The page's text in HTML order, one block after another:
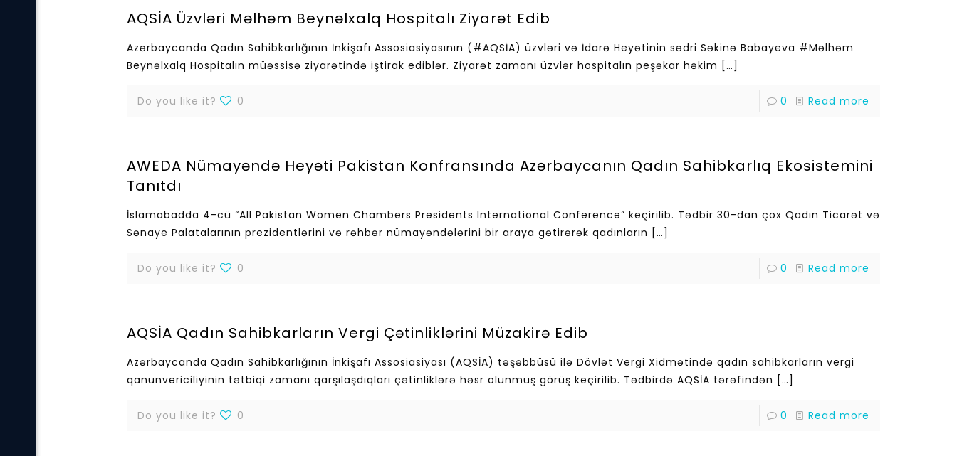
AQSİA Üzvləri Məlhəm Beynəlxalq Hospitalı Ziyarət Edib
Azərbaycanda Qadın Sahibkarlığının İnkişafı Assosiasiyasının (#AQSİA) üzvləri və İdarə Heyətinin sədri Səkinə Babayeva #Məlhəm
Beynəlxalq Hospitalın müəssisə ziyarətində iştirak ediblər. Ziyarət zamanı üzvlər hospitalın peşəkar həkim […]
Do you like it? 0 0 Read more
AWEDA Nümayəndə Heyəti Pakistan Konfransında Azərbaycanın Qadın Sahibkarlıq Ekosistemini
Tanıtdı
İslamabadda 4-cü “All Pakistan Women Chambers Presidents International Conference” keçirilib. Tədbir 30-dan çox Qadın Ticarət və
Sənaye Palatalarının prezidentlərini və rəhbər nümayəndələrini bir araya gətirərək qadınların […]
Do you like it? 0 0 Read more
AQSİA Qadın Sahibkarların Vergi Çətinliklərini Müzakirə Edib
Azərbaycanda Qadın Sahibkarlığının İnkişafı Assosiasiyası (AQSİA) təşəbbüsü ilə Dövlət Vergi Xidmətində qadın sahibkarların vergi
qanunvericiliyinin tətbiqi zamanı qarşılaşdıqları çətinliklərə həsr olunmuş görüş keçirilib. Tədbirdə AQSİA tərəfindən […]
Do you like it? 0 0 Read more